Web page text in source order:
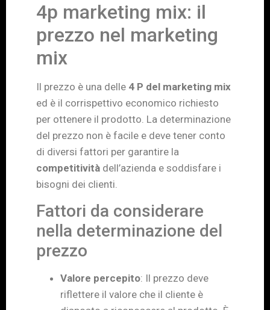
4p marketing mix: il
prezzo nel marketing
mix
Il prezzo è una delle 4 P del marketing mix
ed è il corrispettivo economico richiesto
per ottenere il prodotto. La determinazione
del prezzo non è facile e deve tener conto
di diversi fattori per garantire la
competitività dell’azienda e soddisfare i
bisogni dei clienti.
Fattori da considerare
nella determinazione del
prezzo
Valore percepito: Il prezzo deve
riflettere il valore che il cliente è